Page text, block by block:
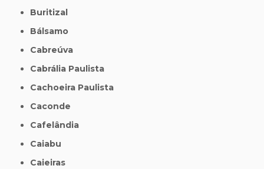
Buritizal
Bálsamo
Cabreúva
Cabrália Paulista
Cachoeira Paulista
Caconde
Cafelândia
Caiabu
Caieiras